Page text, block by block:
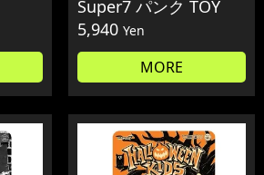
Super7 パンク TOY
5,940 Yen
MORE